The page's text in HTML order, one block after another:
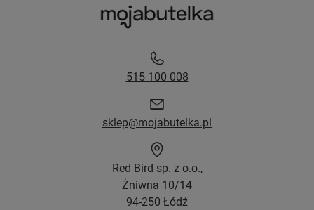
515 100 008
sklep@mojabutelka.pl
Red Bird sp. z o.o.,
Żniwna 10/14
94-250 Łódź